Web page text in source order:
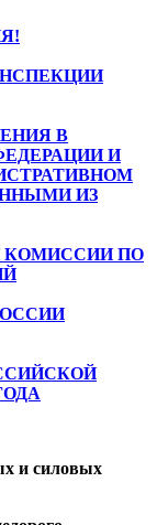
В
И
ИЗ
КОМИССИИ ПО
и силовых